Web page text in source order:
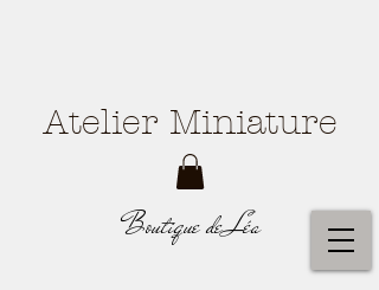
Boutique de Léa
Atelier Miniature